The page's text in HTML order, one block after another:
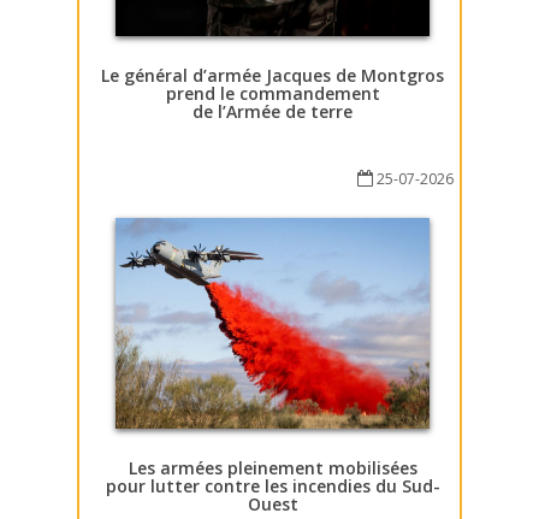
Le général d’armée Jacques de Montgros
prend le commandement
de l’Armée de terre
25-07-2026
Les armées pleinement mobilisées
pour lutter contre les incendies du Sud-
Ouest